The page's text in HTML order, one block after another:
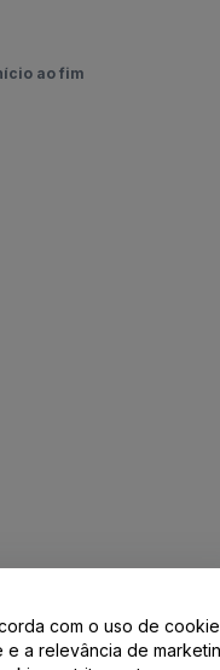
ao fim
com o uso de
a relevância de